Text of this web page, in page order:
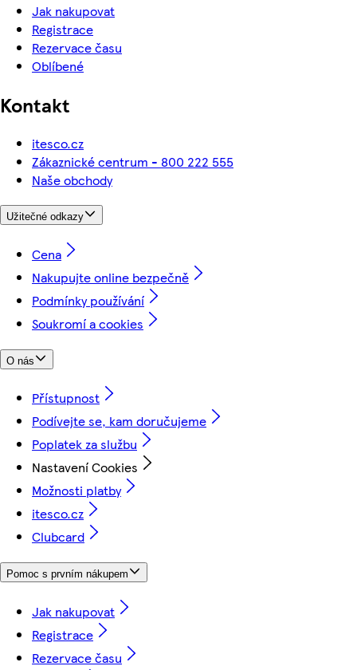
Jak nakupovat
Registrace
Rezervace času
Oblíbené
Kontakt
itesco.cz
Zákaznické centrum - 800 222 555
Naše obchody
Užitečné odkazy
Cena
Nakupujte online bezpečně
Podmínky používání
Soukromí a cookies
O nás
Přístupnost
Podívejte se, kam doručujeme
Poplatek za službu
Nastavení Cookies
Možnosti platby
itesco.cz
Clubcard
Pomoc s prvním nákupem
Jak nakupovat
Registrace
Rezervace času